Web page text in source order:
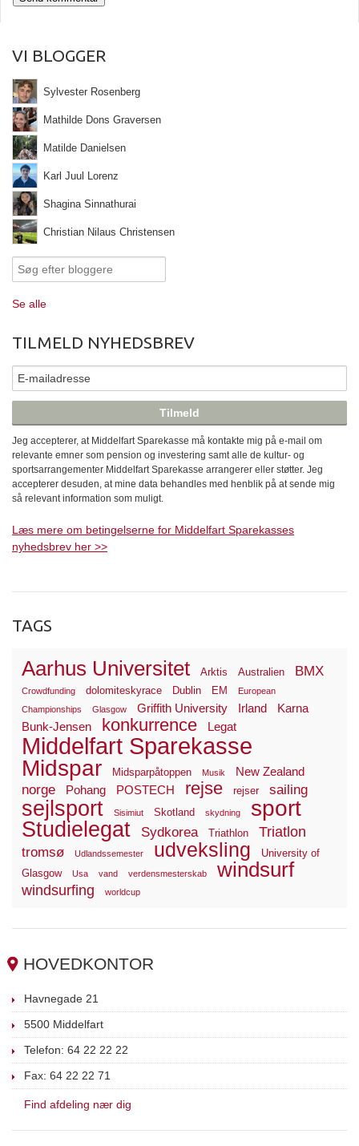
VI BLOGGER
Sylvester Rosenberg
Mathilde Dons Graversen
Matilde Danielsen
Karl Juul Lorenz
Shagina Sinnathurai
Christian Nilaus Christensen
Se alle
TILMELD NYHEDSBREV
Jeg accepterer, at Middelfart Sparekasse må kontakte mig på e-mail om
relevante emner som pension og investering samt alle de kultur- og
sportsarrangementer Middelfart Sparekasse arrangerer eller støtter. Jeg
accepterer desuden, at mine data behandles med henblik på at sende mig
så relevant information som muligt.
Læs mere om betingelserne for Middelfart Sparekasses
nyhedsbrev her >>
TAGS
Aarhus Universitet Arktis Australien BMX
Crowdfunding dolomiteskyrace Dublin EM
European
Championships
Glasgow Griffith University Irland
Karna
Bunk-Jensen
konkurrence Legat
Middelfart Sparekasse
Midspar Midsparpåtoppen Musik New Zealand
norge Pohang POSTECH rejse rejser sailing
sejlsport Sisimiut Skotland skydning sport
Studielegat Sydkorea Triathlon Triatlon
tromsø Udlandssemester udveksling
University of
Glasgow
Usa vand verdensmesterskab windsurf
windsurfing worldcup
HOVEDKONTOR
Havnegade 21
5500 Middelfart
Telefon: 64 22 22 22
Fax: 64 22 22 71
Find afdeling nær dig